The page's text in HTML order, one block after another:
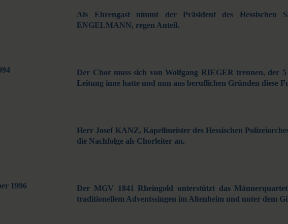
Als Ehrengast nimmt der Präsident des Hessischen
ENGELMANN, regen Anteil.
Der Chor muss sich von Wolfgang RIEGER trennen, der
Leitung inne hatte und nun aus beruflichen Gründen diese
Herr Josef KANZ, Kapellmeister des Hessischen
die Nachfolge als Chorleiter an.
1996
Der MGV 1841 Rheingold unterstützt das
traditionellem Adventssingen im Altenheim und unter dem